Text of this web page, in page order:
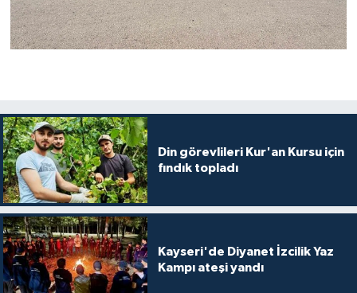
Din görevlileri Kur'an Kursu için
fındık topladı
Kayseri'de Diyanet İzcilik Yaz
Kampı ateşi yandı
Kütahya Müftülüğü
Malatya Müftülüğü
Mardin Müftülüğü
Mersin Müftülüğü
Muğla Müftülüğü
Muş Müftülüğü